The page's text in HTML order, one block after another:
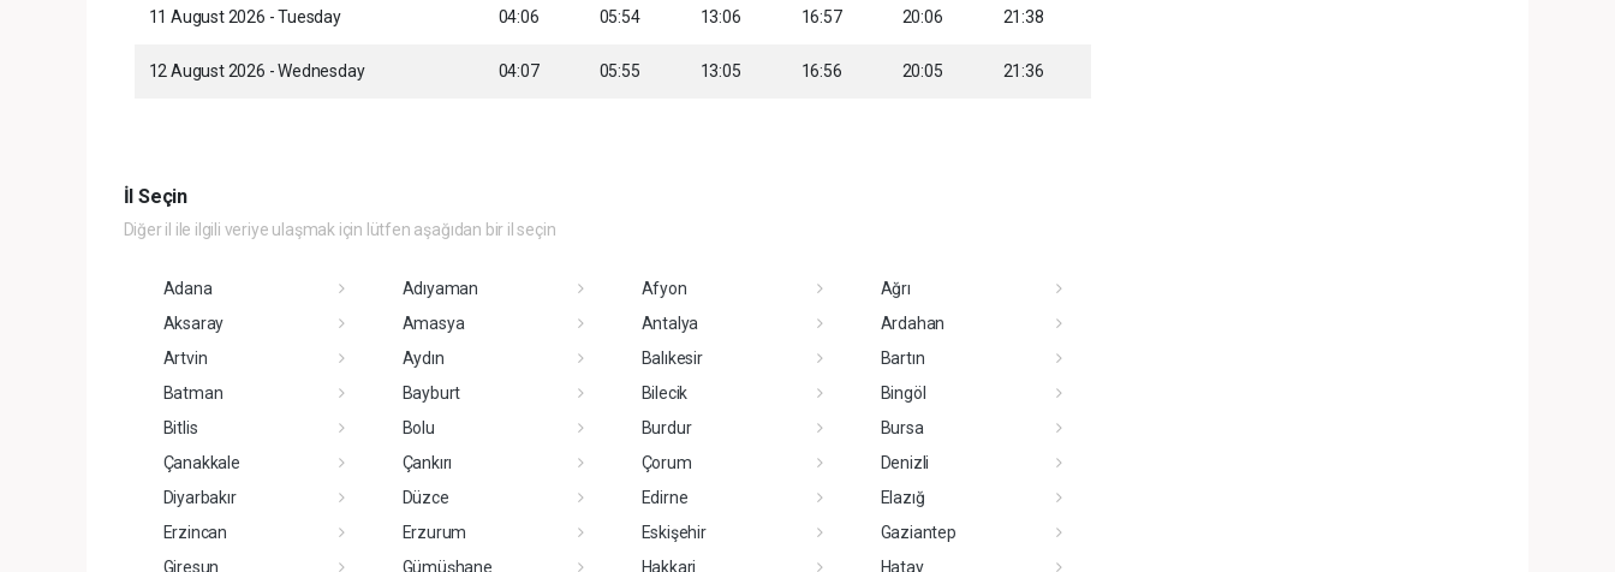
11 August 2026 - Tuesday 04:06 05:54 13:06 16:57 20:06 21:38
12 August 2026 - Wednesday 04:07 05:55 13:05 16:56 20:05 21:36
İl Seçin
Diğer il ile ilgili veriye ulaşmak için lütfen aşağıdan bir il seçin
Adana Adıyaman Afyon
Ağrı
Aksaray
Amasya Antalya
Ardahan
Artvin
Aydın Balıkesir
Bartın
Batman
Bayburt Bilecik
Bingöl
Bitlis
Bolu Burdur
Bursa
Çanakkale
Çankırı Çorum
Denizli
Diyarbakır
Düzce Edirne
Elazığ
Erzincan
Erzurum Eskişehir
Gaziantep
Giresun
Gümüşhane Hakkari
Hatay